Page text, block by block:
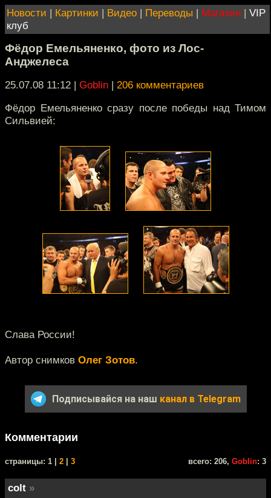
Новости | Картинки | Видео | Переводы | Магазин | VIP
клуб
Фёдор Емельяненко, фото из Лос-
Анджелеса
25.07.08 11:12 | Goblin | 206 комментариев
Фёдор Емельяненко сразу после победы над Тимом
Сильвией:
Слава России!
Автор снимков Олег Зотов.
Подписывайся на наш канал в Telegram
Комментарии
cтраницы: 1 | 2 3 всего: 206, Goblin: 3
colt »